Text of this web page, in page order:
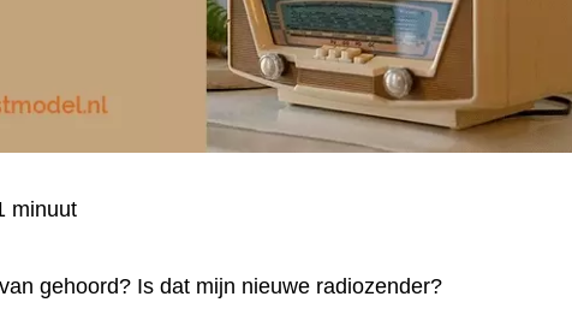
minuut
gehoord? Is dat mijn nieuwe radiozender?